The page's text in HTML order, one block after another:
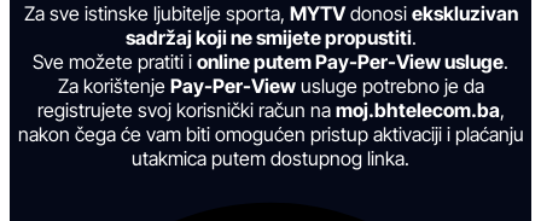
Za sve istinske ljubitelje sporta, MYTVdonosi ekskluzivan
sadržaj koji ne smijete propustiti.
Sve možete pratiti i online putem Pay-Per-View usluge.
Za korištenje Pay-Per-Viewusluge potrebno je da
registrujete svoj korisnički račun na moj.bhtelecom.ba,
nakon čega će vam biti omogućen pristup aktivaciji i plaćanju
utakmica putem dostupnog linka.